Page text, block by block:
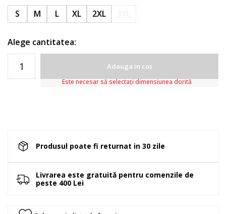
S M L XL 2XL
Alege cantitatea:
Adauga in cos
Este necesar să selectați dimensiunea dorită
Produsul poate fi returnat in 30 zile
Livrarea este gratuită pentru comenzile de
peste 400 Lei